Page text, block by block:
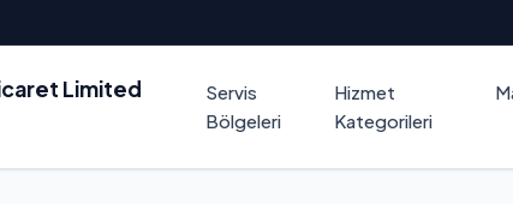
Limited
Servis
Bölgeleri
Hizmet
Kategorileri